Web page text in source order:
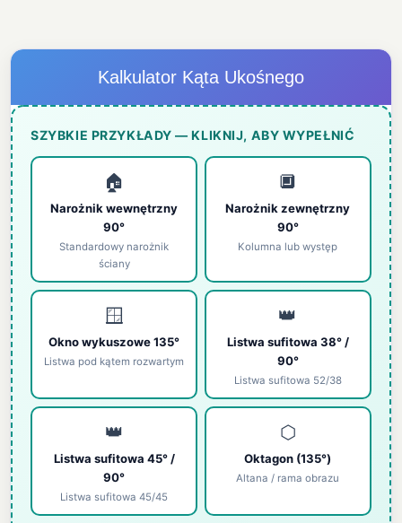
Kalkulator Kąta Ukośnego
SZYBKIE PRZYKŁADY — KLIKNIJ, ABY WYPEŁNIĆ
🏠
Narożnik wewnętrzny
90°
Standardowy narożnik
ściany
🔲
Narożnik zewnętrzny
90°
Kolumna lub występ
🪟
Okno wykuszowe 135°
Listwa pod kątem rozwartym
👑
Listwa sufitowa 38° /
90°
Listwa sufitowa 52/38
👑
Listwa sufitowa 45° /
90°
Listwa sufitowa 45/45
⬡
Oktagon (135°)
Altana / rama obrazu